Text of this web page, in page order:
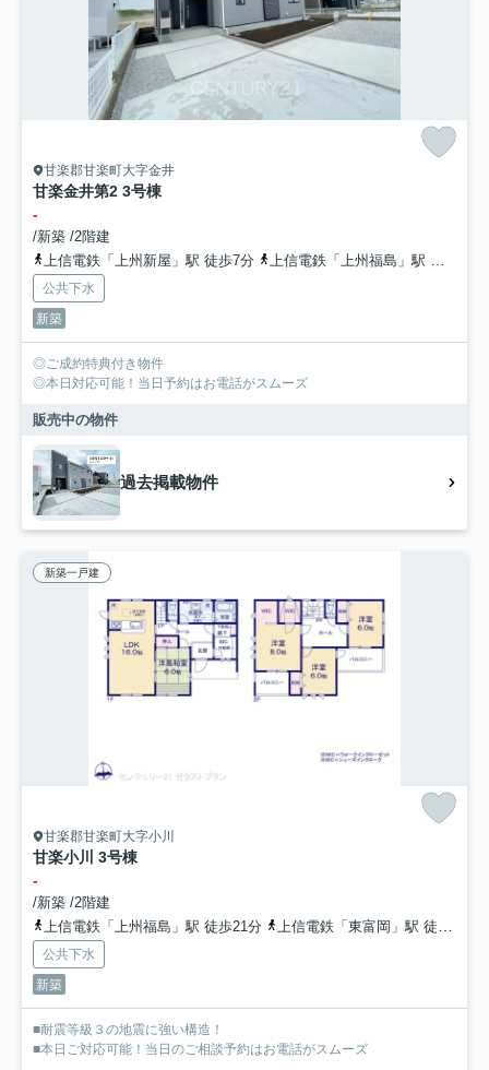
甘楽郡甘楽町大字金井
甘楽金井第2 3号棟
-
/新築 /2階建
上信電鉄「上州新屋」駅 徒歩7分
上信電鉄「上州福島」駅 徒歩23分
公共下水
新築
◎ご成約特典付き物件
◎本日対応可能！当日予約はお電話がスムーズ
販売中の物件
過去掲載物件
新築一戸建
甘楽郡甘楽町大字小川
甘楽小川 3号棟
-
/新築 /2階建
上信電鉄「上州福島」駅 徒歩21分
上信電鉄「東富岡」駅 徒歩40分
公共下水
新築
■耐震等級３の地震に強い構造！
■本日ご対応可能！当日のご相談予約はお電話がスムーズ